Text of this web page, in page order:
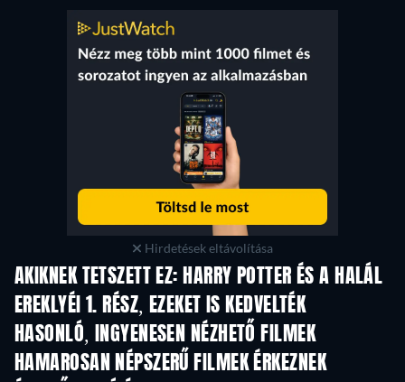
Hirdetések eltávolítása
AKIKNEK TETSZETT EZ: HARRY POTTER ÉS A HALÁL
EREKLYÉI 1. RÉSZ, EZEKET IS KEDVELTÉK
HASONLÓ, INGYENESEN NÉZHETŐ FILMEK
HAMAROSAN NÉPSZERŰ FILMEK ÉRKEZNEK